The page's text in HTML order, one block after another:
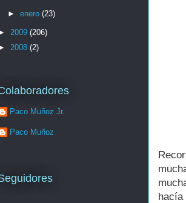
► enero (23)
2009 (206)
2008 (2)
Paco Muñoz Jr.
Paco Muñoz